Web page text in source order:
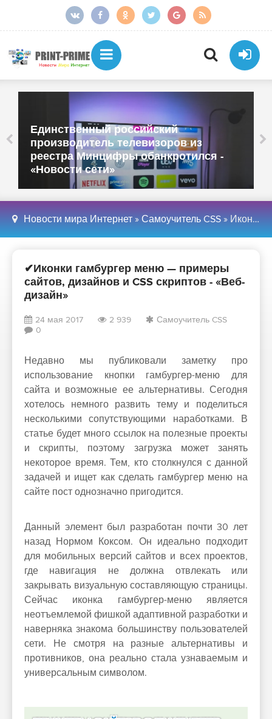
Единственный российский
производитель телевизоров из
реестра Минцифры обанкротился -
«Новости сети»
Новости мира Интернет » Самоучитель CSS » Иконки гамбургер меню — примеры сайтов, дизайнов и CSS скриптов - «Веб-дизайн»
✔Иконки гамбургер меню — примеры
сайтов, дизайнов и CSS скриптов - «Веб-
дизайн»
24 мая 2017 2 939
Самоучитель CSS
0
Недавно мы публиковали заметку про
использование кнопки гамбургер-меню для
сайта и возможные ее альтернативы. Сегодня
хотелось немного развить тему и поделиться
несколькими сопутствующими наработками. В
статье будет много ссылок на полезные проекты
и скрипты, поэтому загрузка может занять
некоторое время. Тем, кто столкнулся с данной
задачей и ищет как сделать гамбургер меню на
сайте пост однозначно пригодится.
Данный элемент был разработан почти 30 лет
назад Нормом Коксом. Он идеально подходит
для мобильных версий сайтов и всех проектов,
где навигация не должна отвлекать или
закрывать визуальную составляющую страницы.
Сейчас иконка гамбургер-меню является
неотъемлемой фишкой адаптивной разработки и
наверняка знакома большинству пользователей
сети. Не смотря на разные альтернативы и
противников, она реально стала узнаваемым и
универсальным символом.